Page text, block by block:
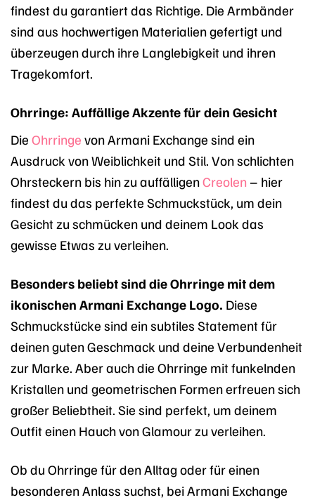
findest du garantiert das Richtige. Die Armbänder
sind aus hochwertigen Materialien gefertigt und
überzeugen durch ihre Langlebigkeit und ihren
Tragekomfort.
Ohrringe: Auffällige Akzente für dein Gesicht
Die Ohrringe von Armani Exchange sind ein
Ausdruck von Weiblichkeit und Stil. Von schlichten
Ohrsteckern bis hin zu auffälligenCreolen – hier
findest du das perfekte Schmuckstück, um dein
Gesicht zu schmücken und deinem Look das
gewisse Etwas zu verleihen.
Besonders beliebt sind die Ohrringe mit dem
ikonischen Armani Exchange Logo. Diese
Schmuckstücke sind ein subtiles Statement für
deinen guten Geschmack und deine Verbundenheit
zur Marke. Aber auch die Ohrringe mit funkelnden
Kristallen und geometrischen Formen erfreuen sich
großer Beliebtheit. Sie sind perfekt, um deinem
Outfit einen Hauch von Glamour zu verleihen.
Ob du Ohrringe für den Alltag oder für einen
besonderen Anlass suchst, bei Armani Exchange